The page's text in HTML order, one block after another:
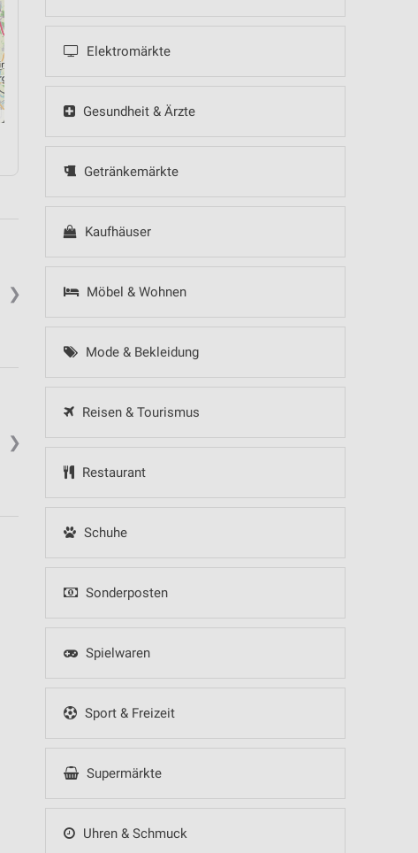
Elektromärkte
Gesundheit & Ärzte
Getränkemärkte
Kaufhäuser
Möbel & Wohnen
Mode & Bekleidung
Reisen & Tourismus
Restaurant
Schuhe
Sonderposten
Spielwaren
Sport & Freizeit
Supermärkte
Uhren & Schmuck
❯
❯